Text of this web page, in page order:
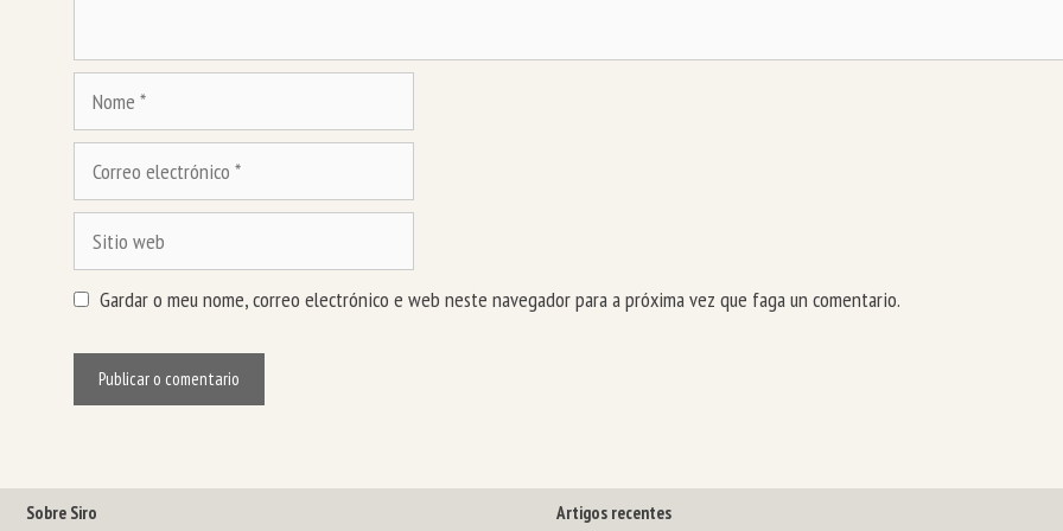
electrónico
web
Gardar o meu nome, correo electrónico e web neste navegador para a próxima vez que faga un comentario.
Sobre Siro Artigos recentes